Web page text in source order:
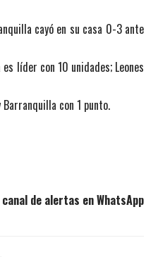
cayó en su casa 0-3 ante
líder con 10 unidades; Leones
con 1 punto.
de alertas en WhatsApp